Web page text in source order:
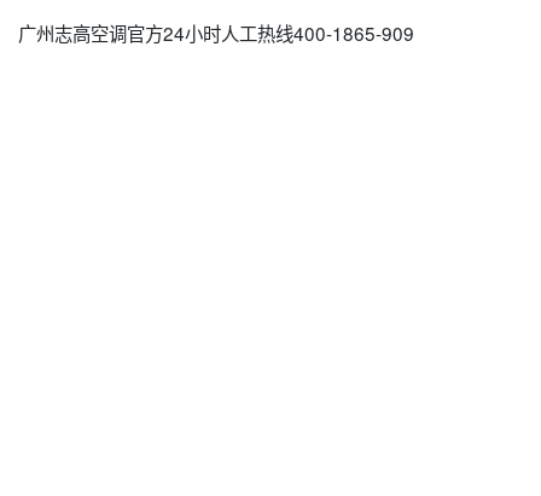
广州志高空调官方24小时人工热线400-1865-909